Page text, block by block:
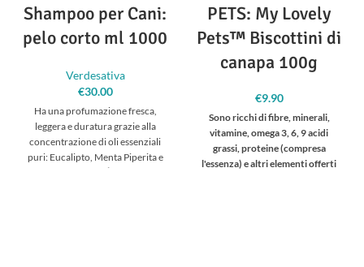
Shampoo per Cani:
pelo corto ml 1000
Verdesativa
€30.00
Ha una profumazione fresca,
leggera e duratura grazie alla
concentrazione di oli essenziali
puri: Eucalipto, Menta Piperita e
PETS: My Lovely
Pets™ Biscottini di
canapa 100g
€9.90
Sono ricchi di fibre, minerali,
vitamine, omega 3, 6, 9 acidi
grassi,proteine (compresa
l'essenza) e altri elementi offerti